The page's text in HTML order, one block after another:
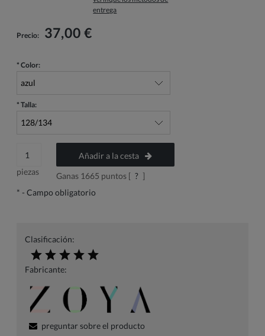
entrega
Precio: 37,00 €
* Color:
* Talla:
piezas
Añadir a la cesta
Ganas 1665 puntos [ ? ]
* - Campo obligatorio
Clasificación:
Fabricante:
preguntar sobre el producto